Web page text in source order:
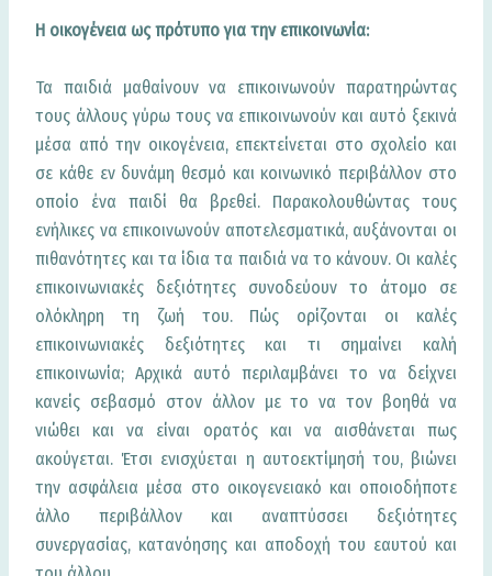
Η οικογένεια ως πρότυπο για την επικοινωνία:
Τα παιδιά μαθαίνουν να επικοινωνούν παρατηρώντας
τους άλλους γύρω τους να επικοινωνούν και αυτό ξεκινά
μέσα από την οικογένεια, επεκτείνεται στο σχολείο και
σε κάθε εν δυνάμη θεσμό και κοινωνικό περιβάλλον στο
οποίο ένα παιδί θα βρεθεί. Παρακολουθώντας τους
ενήλικες να επικοινωνούν αποτελεσματικά, αυξάνονται οι
πιθανότητες και τα ίδια τα παιδιά να το κάνουν. Οι καλές
επικοινωνιακές δεξιότητες συνοδεύουν το άτομο σε
ολόκληρη τη ζωή του. Πώς ορίζονται οι καλές
επικοινωνιακές δεξιότητες και τι σημαίνει καλή
επικοινωνία; Αρχικά αυτό περιλαμβάνει το να δείχνει
κανείς σεβασμό στον άλλον με το να τον βοηθά να
νιώθει και να είναι ορατός και να αισθάνεται πως
ακούγεται. Έτσι ενισχύεται η αυτοεκτίμησή του, βιώνει
την ασφάλεια μέσα στο οικογενειακό και οποιοδήποτε
άλλο περιβάλλον και αναπτύσσει δεξιότητες
συνεργασίας, κατανόησης και αποδοχή του εαυτού και